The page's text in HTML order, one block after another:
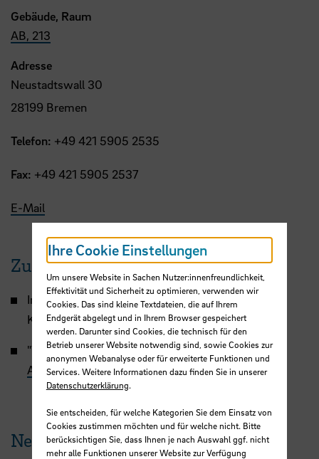
Gebäude, Raum
AB, 213
Adresse
Neustadtswall 30
28199 Bremen
Telefon: +49 421 5905 2535
Fax: +49 421 5905 2537
E-Mail
Zur Person
Initiatorin des " rent a student "-Programms in
Kooperation mit job4u e.V
"Tag des Stipendiums" in Kooperation mit
Arbeiterkind.de
News aus der HSB
Ihre Cookie Einstellungen
Um unsere Website in Sachen Nutzer:innenfreundlichkeit,
Effektivität und Sicherheit zu optimieren, verwenden wir
Cookies. Das sind kleine Textdateien, die auf Ihrem
Endgerät abgelegt und in Ihrem Browser gespeichert
werden. Darunter sind Cookies, die technisch für den
Betrieb unserer Website notwendig sind, sowie Cookies zur
anonymen Webanalyse oder für erweiterte Funktionen und
Services. Weitere Informationen dazu finden Sie in unserer
Datenschutzerklärung.
Sie entscheiden, für welche Kategorien Sie dem Einsatz von
Cookies zustimmen möchten und für welche nicht. Bitte
berücksichtigen Sie, dass Ihnen je nach Auswahl ggf. nicht
mehr alle Funktionen unserer Website zur Verfügung